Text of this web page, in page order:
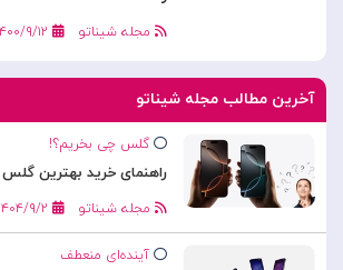
مجله شیناتو ۱۴۰۰/۹/
آخرین مطالب مجله شیناتو
گلس چی بخریم؟!
راهنمای خرید بهترین گلس
مجله شیناتو ۱۴۰۴/۹/
آینده‌ای منعطف